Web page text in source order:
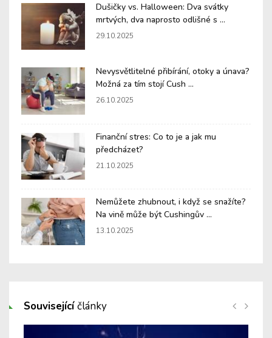
Dušičky vs. Halloween: Dva svátky
mrtvých, dva naprosto odlišné s ...
29.10.2025
Nevysvětlitelné přibírání, otoky a únava?
Možná za tím stojí Cush ...
26.10.2025
Finanční stres: Co to je a jak mu
předcházet?
21.10.2025
Nemůžete zhubnout, i když se snažíte?
Na vině může být Cushingův ...
13.10.2025
Souvisejícíčlánky